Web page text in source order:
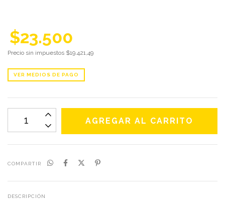
$23.500
Precio sin impuestos $19.421,49
VER MEDIOS DE PAGO
COMPARTIR
DESCRIPCIÓN